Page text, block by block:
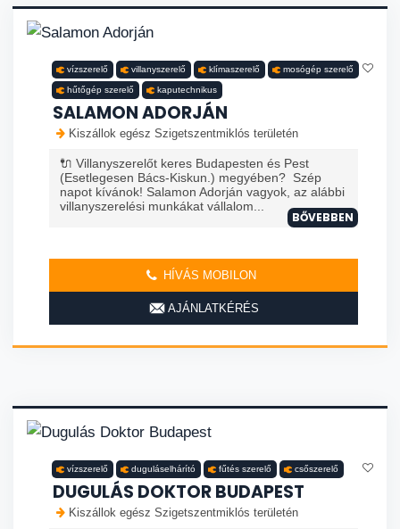
vízszerelő villanyszerelő klímaszerelő mosógép szerelő
hűtőgép szerelő kaputechnikus
SALAMON ADORJÁN
Kiszállok egész Szigetszentmiklós területén
🔌 Villanyszerelőt keres Budapesten és Pest
(Esetlegesen Bács-Kiskun.) megyében? Szép
napot kívánok! Salamon Adorján vagyok, az alábbi
villanyszerelési munkákat vállalom...
BŐVEBBEN
HÍVÁS MOBILON
AJÁNLATKÉRÉS
vízszerelő duguláselhárító fűtés szerelő csőszerelő
DUGULÁS DOKTOR BUDAPEST
Kiszállok egész Szigetszentmiklós területén